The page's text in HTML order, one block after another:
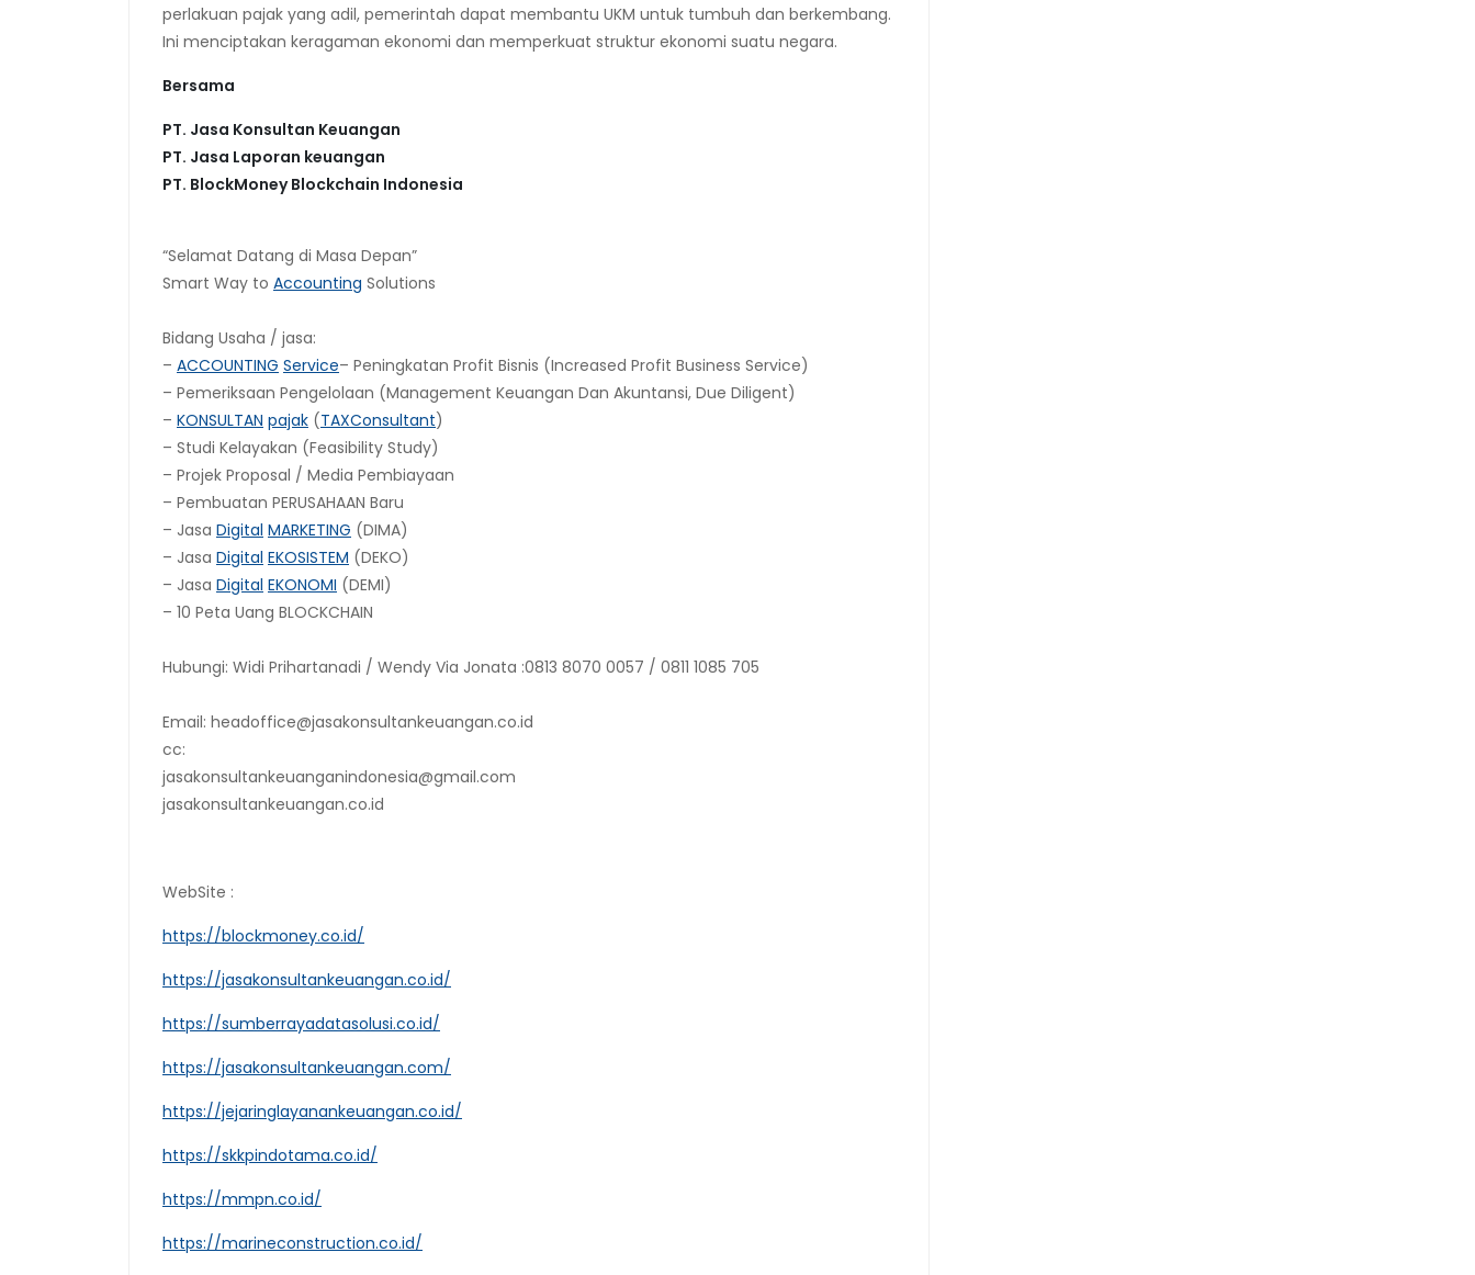
perlakuan pajak yang adil, pemerintah dapat membantu UKM untuk tumbuh dan berkembang.
Ini menciptakan keragaman ekonomi dan memperkuat struktur ekonomi suatu negara.
Bersama
PT. Jasa Konsultan Keuangan
PT. Jasa Laporan keuangan
PT. BlockMoney Blockchain Indonesia
“Selamat Datang di Masa Depan”
Smart Way to Accounting Solutions
Bidang Usaha / jasa:
– ACCOUNTING Service– Peningkatan Profit Bisnis (Increased Profit Business Service)
– Pemeriksaan Pengelolaan (Management Keuangan Dan Akuntansi, Due Diligent)
– KONSULTAN pajak (TAXConsultant)
– Studi Kelayakan (Feasibility Study)
– Projek Proposal / Media Pembiayaan
– Pembuatan PERUSAHAAN Baru
– Jasa Digital MARKETING (DIMA)
– Jasa Digital EKOSISTEM (DEKO)
– Jasa Digital EKONOMI (DEMI)
– 10 Peta Uang BLOCKCHAIN
Hubungi: Widi Prihartanadi / Wendy Via Jonata :0813 8070 0057 / 0811 1085 705
Email: headoffice@jasakonsultankeuangan.co.id
cc:
jasakonsultankeuanganindonesia@gmail.com
jasakonsultankeuangan.co.id
WebSite :
https://blockmoney.co.id/
https://jasakonsultankeuangan.co.id/
https://sumberrayadatasolusi.co.id/
https://jasakonsultankeuangan.com/
https://jejaringlayanankeuangan.co.id/
https://skkpindotama.co.id/
https://mmpn.co.id/
https://marineconstruction.co.id/